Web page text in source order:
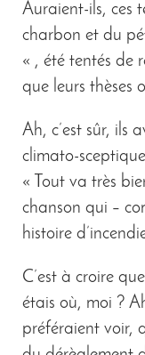
Auraient-ils, ces
charbon et du
« , été tentés de
que leurs thèses
Ah, c’est sûr, ils
climato-
« Tout va très
chanson qui –
histoire
C’est à croire
étais où, moi ?
préféraient voir,